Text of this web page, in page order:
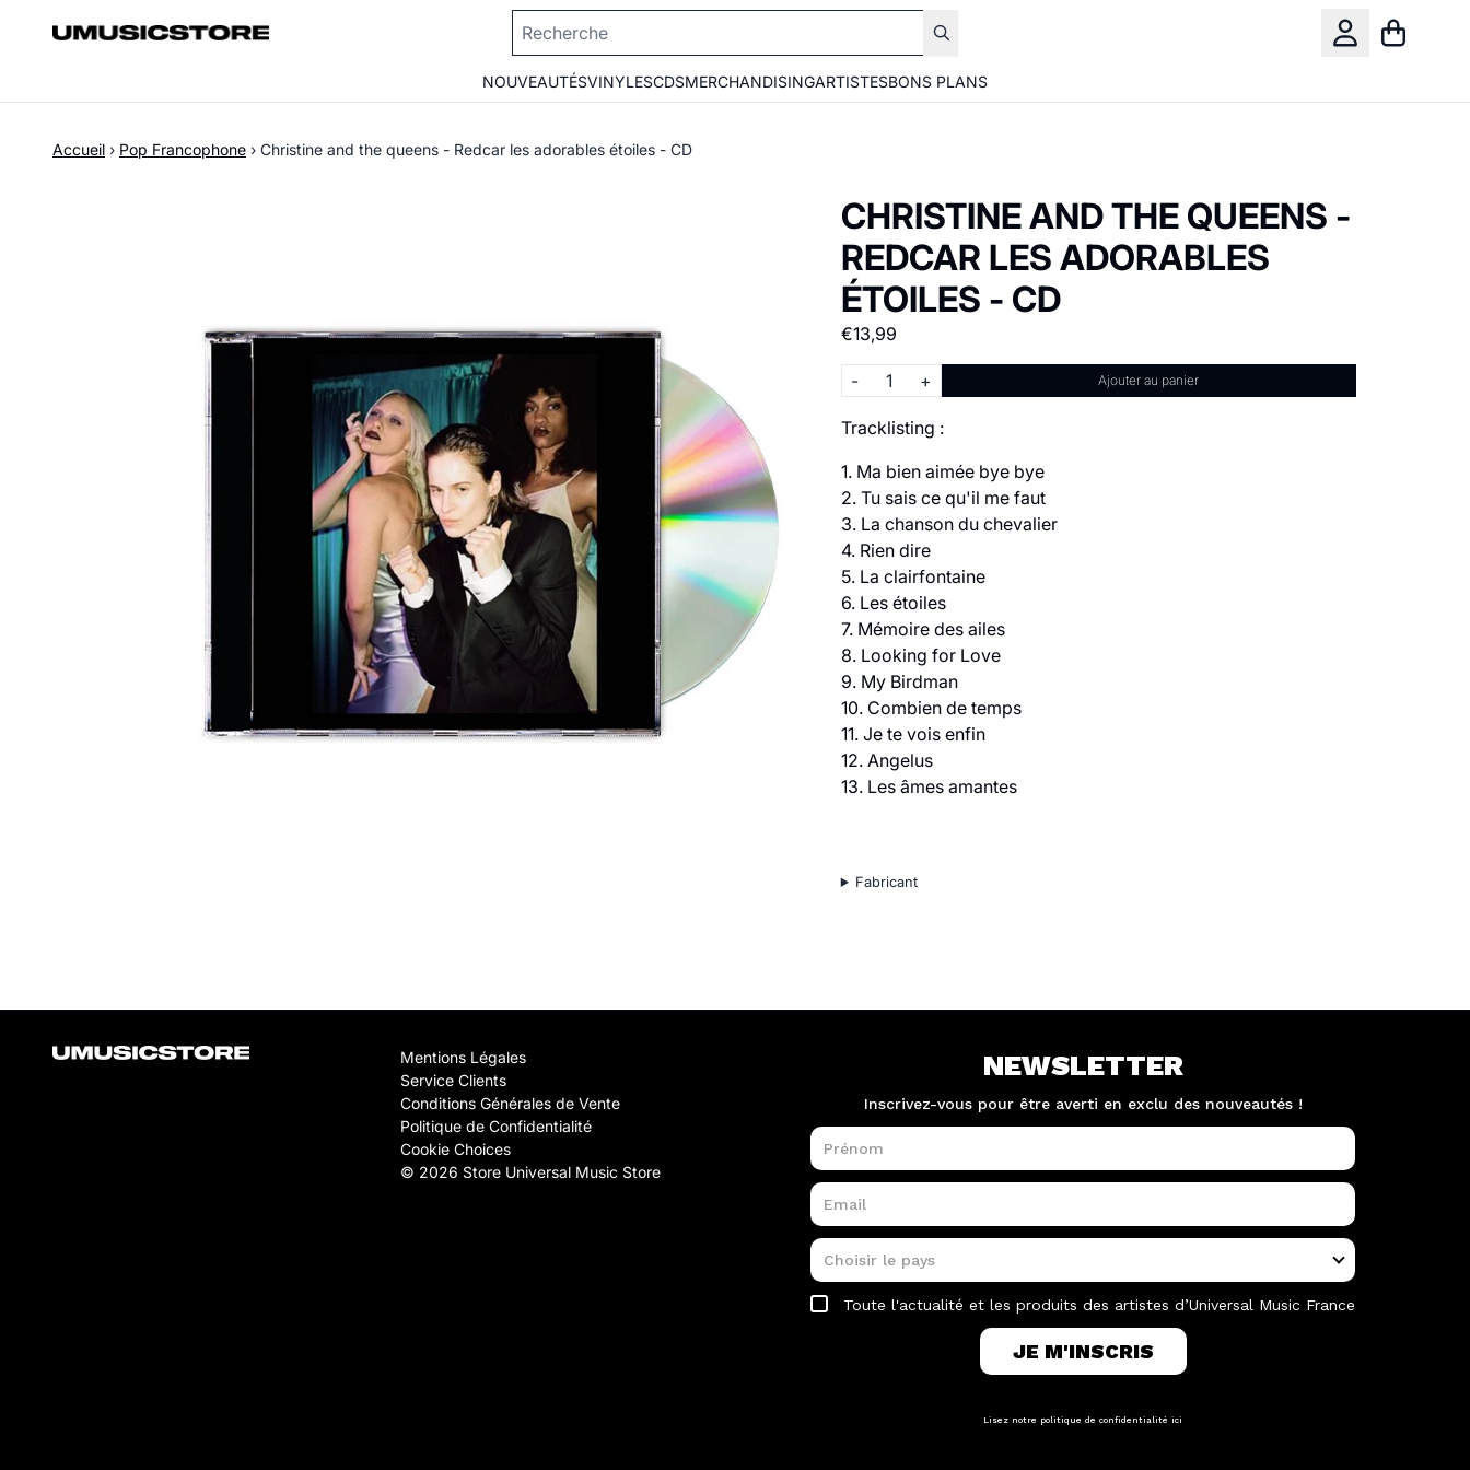
Panier
NOUVEAUTÉSVINYLESCDSMERCHANDISINGARTISTESBONS PLANS
Accueil › Pop Francophone › Christine and the queens - Redcar les adorables étoiles - CD
CHRISTINE AND THE QUEENS -
REDCAR LES ADORABLES
ÉTOILES - CD
€13,99
Quantité
- + Ajouter au panier
Tracklisting :
1. Ma bien aimée bye bye
2. Tu sais ce qu'il me faut
3. La chanson du chevalier
4. Rien dire
5. La clairfontaine
6. Les étoiles
7. Mémoire des ailes
8. Looking for Love
9. My Birdman
10. Combien de temps
11. Je te vois enfin
12. Angelus
13. Les âmes amantes
Fabricant
Mentions Légales
Service Clients
Conditions Générales de Vente
Politique de Confidentialité
Cookie Choices
© 2026 Store Universal Music Store